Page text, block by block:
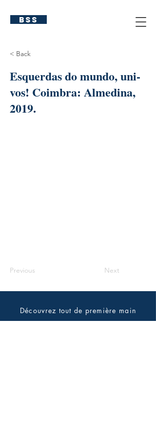
BSS
< Back
Esquerdas do mundo, uni-
vos! Coimbra: Almedina,
2019.
Previous Next
Découvrez tout de première main